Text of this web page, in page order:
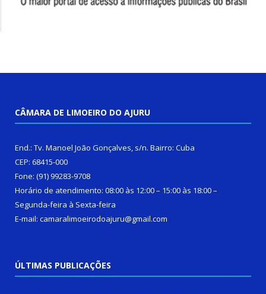
CÂMARA DE LIMOEIRO DO AJURU
End.: Tv. Manoel João Gonçalves, s/n. Bairro: Cuba
CEP: 68415-000
Fone: (91) 99283-9708
Horário de atendimento: 08:00 às 12:00 – 15:00 às 18:00 –
Segunda-feira à Sexta-feira
E-mail: camaralimoeirodoajuru@gmail.com
ÚLTIMAS PUBLICAÇÕES